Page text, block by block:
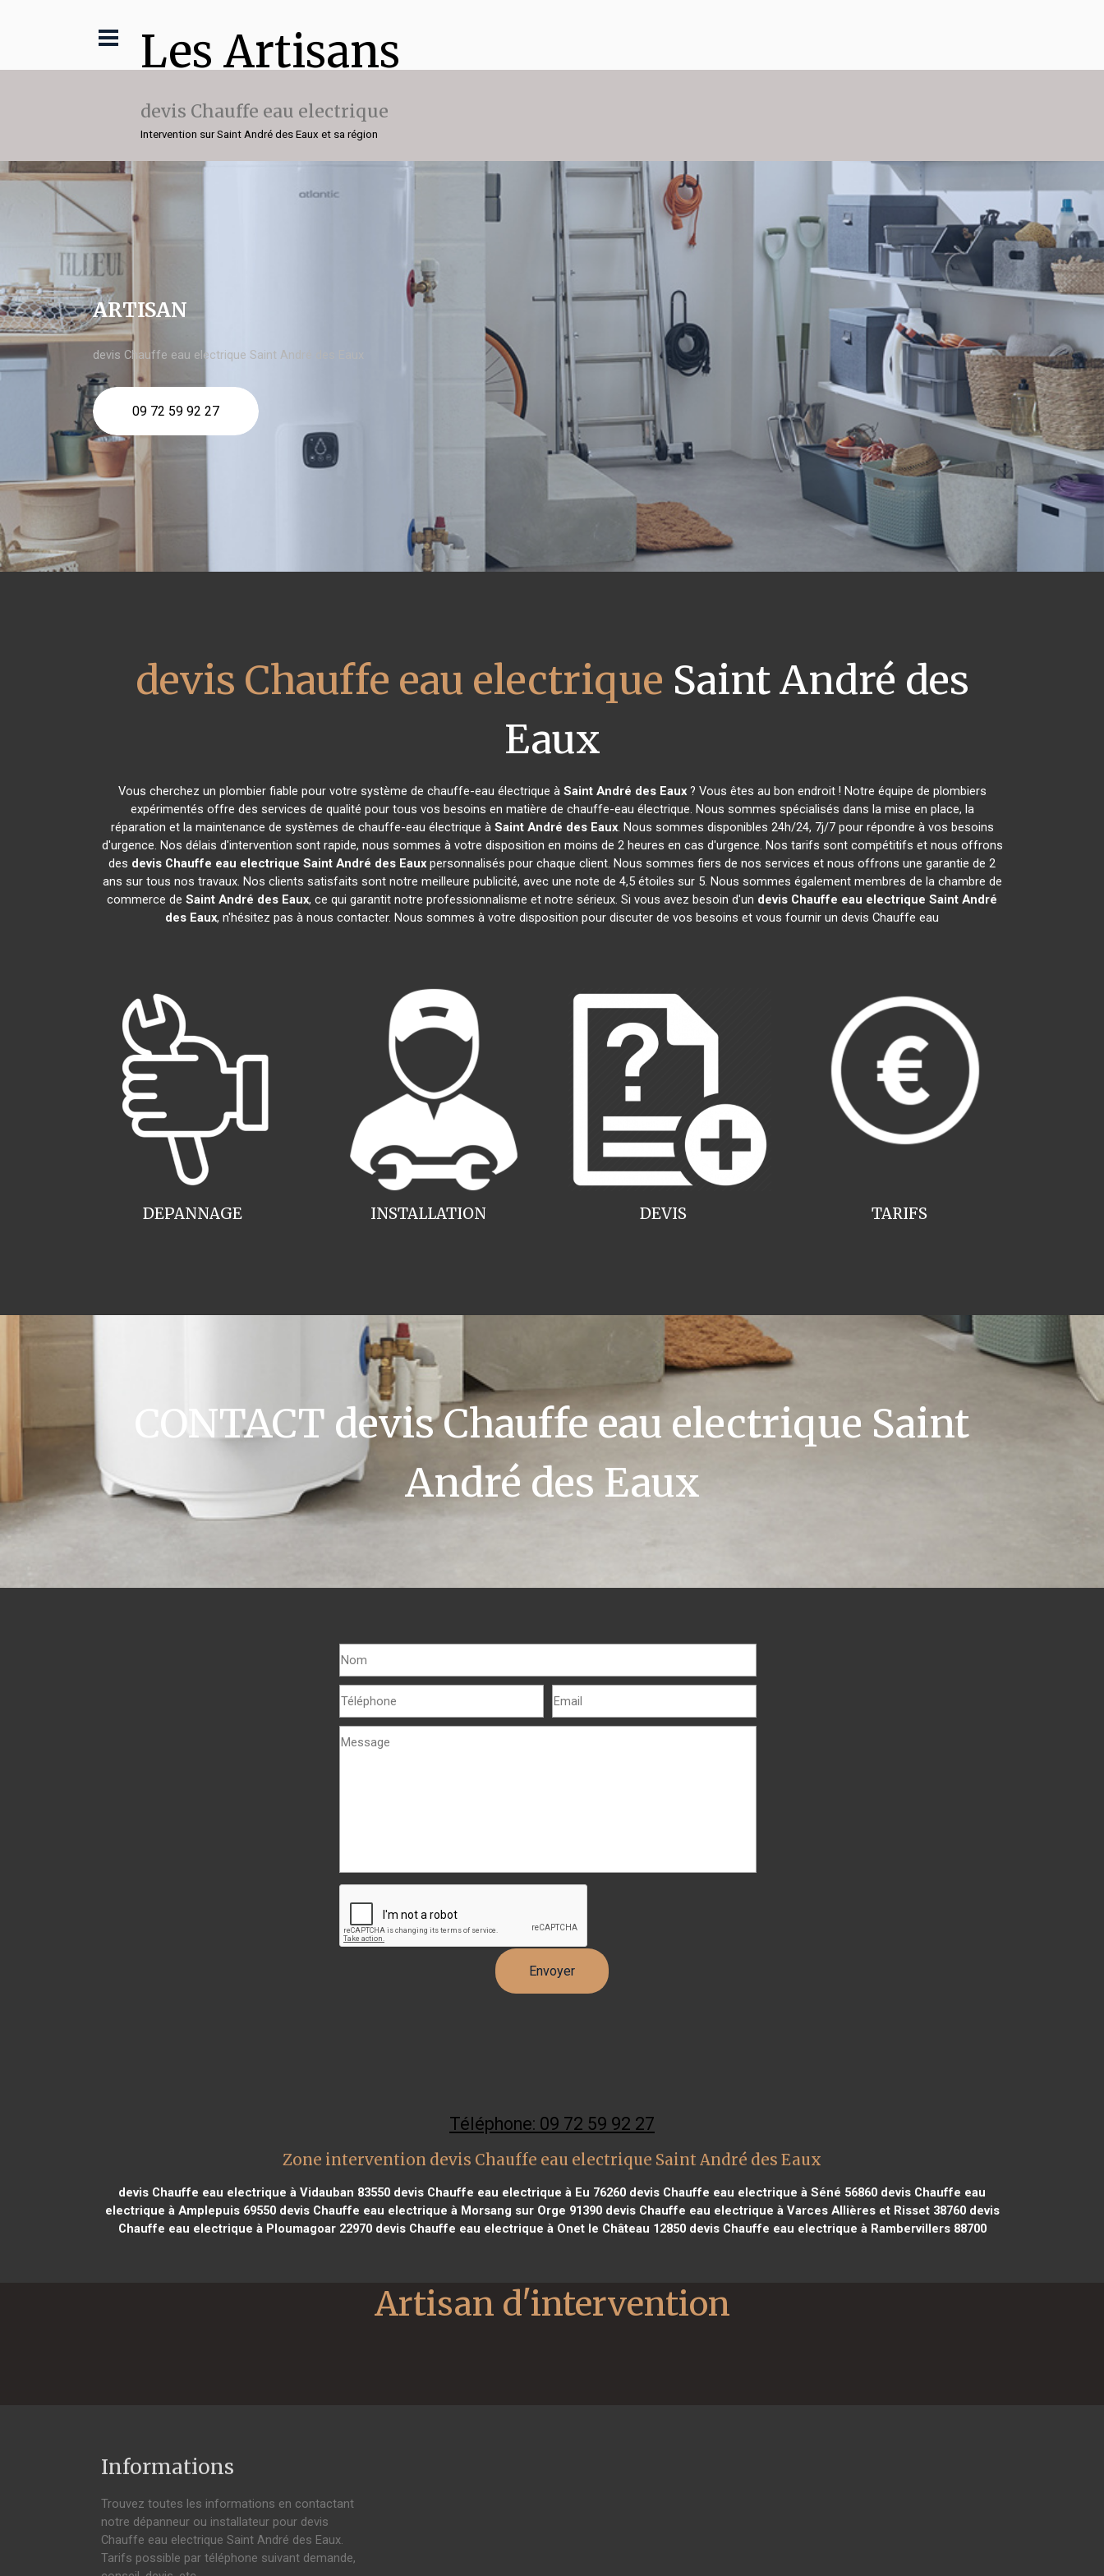
Les Artisans
devis Chauffe eau electrique
Intervention sur Saint André des Eaux et sa région
ARTISAN
devis Chauffe eau electrique Saint André des Eaux
09 72 59 92 27
devis Chauffe eau electrique Saint André des
Eaux
Vous cherchez un plombier fiable pour votre système de chauffe-eau électrique à Saint André des Eaux? Vous êtes au bon endroit ! Notre équipe de plombiers
expérimentés offre des services de qualité pour tous vos besoins en matière de chauffe-eau électrique. Nous sommes spécialisés dans la mise en place, la
réparation et la maintenance de systèmes de chauffe-eau électrique à Saint André des Eaux. Nous sommes disponibles 24h/24, 7j/7 pour répondre à vos besoins
d'urgence. Nos délais d'intervention sont rapide, nous sommes à votre disposition en moins de 2 heures en cas d'urgence. Nos tarifs sont compétitifs et nous offrons
des devis Chauffe eau electrique Saint André des Eaux personnalisés pour chaque client. Nous sommes fiers de nos services et nous offrons une garantie de 2
ans sur tous nos travaux. Nos clients satisfaits sont notre meilleure publicité, avec une note de 4,5 étoiles sur 5. Nous sommes également membres de la chambre de
commerce de Saint André des Eaux, ce qui garantit notre professionnalisme et notre sérieux. Si vous avez besoin d'un devis Chauffe eau electrique Saint André
des Eaux, n'hésitez pas à nous contacter. Nous sommes à votre disposition pour discuter de vos besoins et vous fournir un devis Chauffe eau
INSTALLATION
DEPANNAGE TARIFS
DEVIS
CONTACT devis Chauffe eau electrique Saint
André des Eaux
Téléphone: 09 72 59 92 27
Zone intervention devis Chauffe eau electrique Saint André des Eaux
devis Chauffe eau electrique à Vidauban 83550 devis Chauffe eau electrique à Eu 76260 devis Chauffe eau electrique à Séné 56860 devis Chauffe eau
electrique à Amplepuis 69550devis Chauffe eau electrique à Morsang sur Orge 91390devis Chauffe eau electrique à Varces Allières et Risset 38760devis
Chauffe eau electrique à Ploumagoar 22970devis Chauffe eau electrique à Onet le Château 12850devis Chauffe eau electrique à Rambervillers 88700
Informations
Trouvez toutes les informations en contactant
notre dépanneur ou installateur pour devis
Chauffe eau electrique Saint André des Eaux.
Tarifs possible par téléphone suivant demande,
Artisan d'intervention